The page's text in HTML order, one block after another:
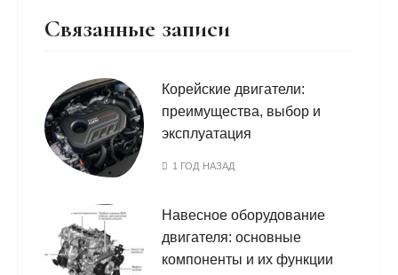
Связанные записи
Корейские двигатели:
преимущества, выбор и
эксплуатация
1 ГОД НАЗАД
Навесное оборудование
двигателя: основные
компоненты и их функции